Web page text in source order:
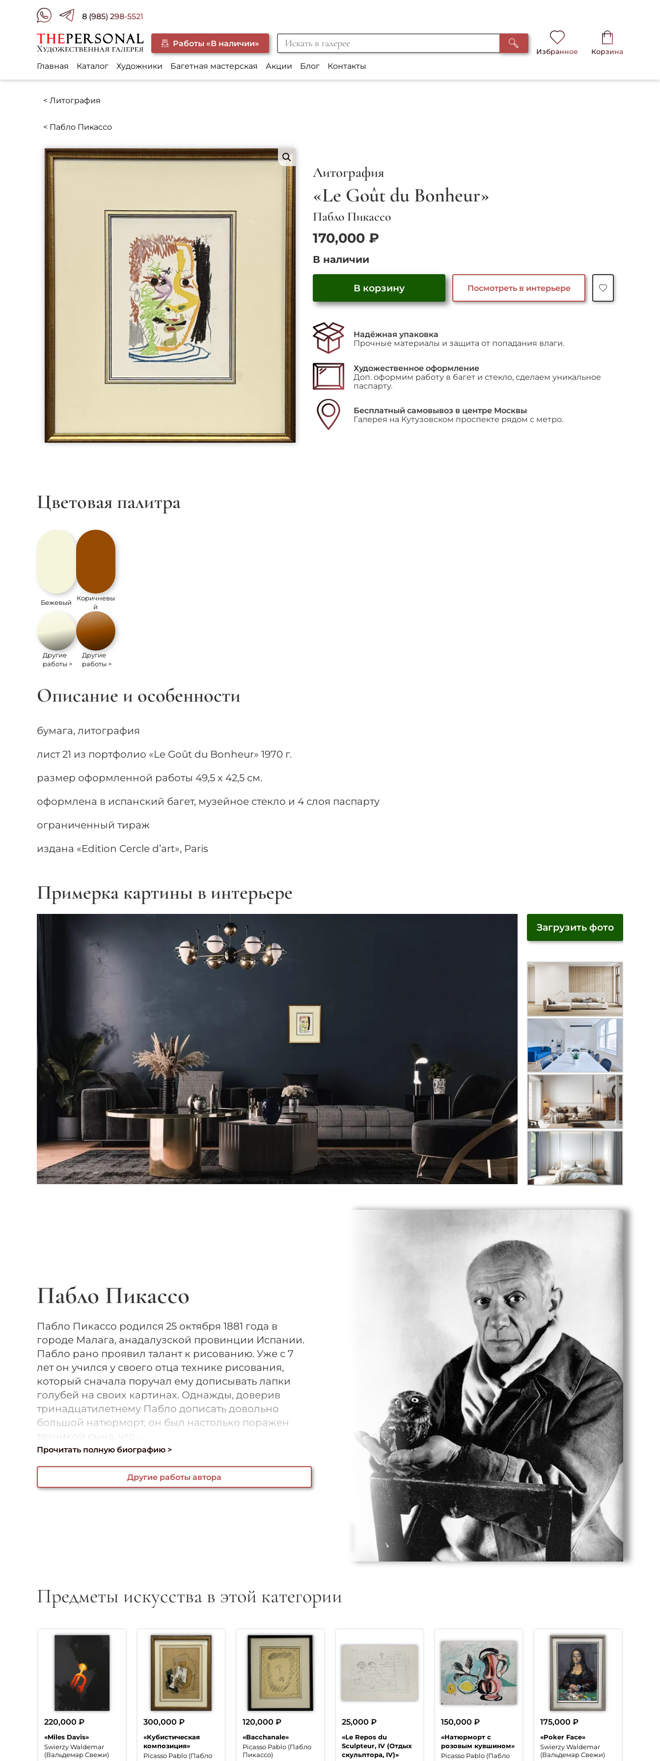
8 (985) 298-5521
Работы «В наличии»
Избранное Корзина
Главная Каталог Художники Багетная мастерская Акции Блог Контакты
< Литография
< Пабло Пикассо
Литография
«Le Goût du Bonheur»
Пабло Пикассо
170,000 ₽
В наличии
Количество
"Le
Goût
du
Bonheur"
В корзину Посмотреть в интерьере
Надёжная упаковка
Прочные материалы и защита от попадания влаги.
Художественное оформление
Доп. оформим работу в багет и стекло, сделаем уникальное
паспарту.
Бесплатный самовывоз в центре Москвы
Галерея на Кутузовском проспекте рядом с метро.
Цветовая палитра
Бежевый
Другие
работы >
Коричневы
й
Другие
работы >
Описание и особенности
бумага, литография
лист 21 из портфолио «Le Goût du Bonheur» 1970 г.
размер оформленной работы 49,5 х 42,5 см.
оформлена в испанский багет, музейное стекло и 4 слоя паспарту
ограниченный тираж
издана «Edition Cercle d’art», Paris
Примерка картины в интерьере
Загрузить фото
Пабло Пикассо
Пабло Пикассо родился 25 октября 1881 года в
городе Малага, анадалузской провинции Испании.
Пабло рано проявил талант к рисованию. Уже с 7
лет он учился у своего отца технике рисования,
который сначала поручал ему дописывать лапки
голубей на своих картинах. Однажды, доверив
тринадцатилетнему Пабло дописать довольно
большой натюрморт, он был настолько поражен
техникой сына, что, ...
Прочитать полную биографию >
Другие работы автора
Предметы искусства в этой категории
«Miles Davis»
Swierzy Waldemar
(Вальдемар Свежи)
220,000₽
«Кубистическая
композиция»
Picasso Pablo (Пабло
300,000 ₽
«Bacchanale»
Picasso Pablo (Пабло
Пикассо)
120,000 ₽
«Le Repos du
Sculpteur, IV (Отдых
скульптора, IV)»
25,000 ₽
«Натюрморт с
розовым кувшином»
Picasso Pablo (Пабло
150,000 ₽
«Poker Face»
Swierzy Waldemar
(Вальдемар Свежи)
175,000 ₽